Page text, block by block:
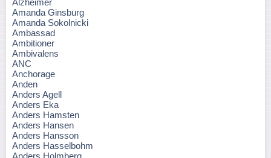
Alzheimer
Amanda Ginsburg
Amanda Sokolnicki
Ambassad
Ambitioner
Ambivalens
ANC
Anchorage
Anden
Anders Agell
Anders Eka
Anders Hamsten
Anders Hansen
Anders Hansson
Anders Hasselbohm
Anders Holmberg